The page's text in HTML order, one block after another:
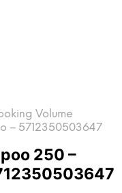
Volume
– 5712350503647
250 –